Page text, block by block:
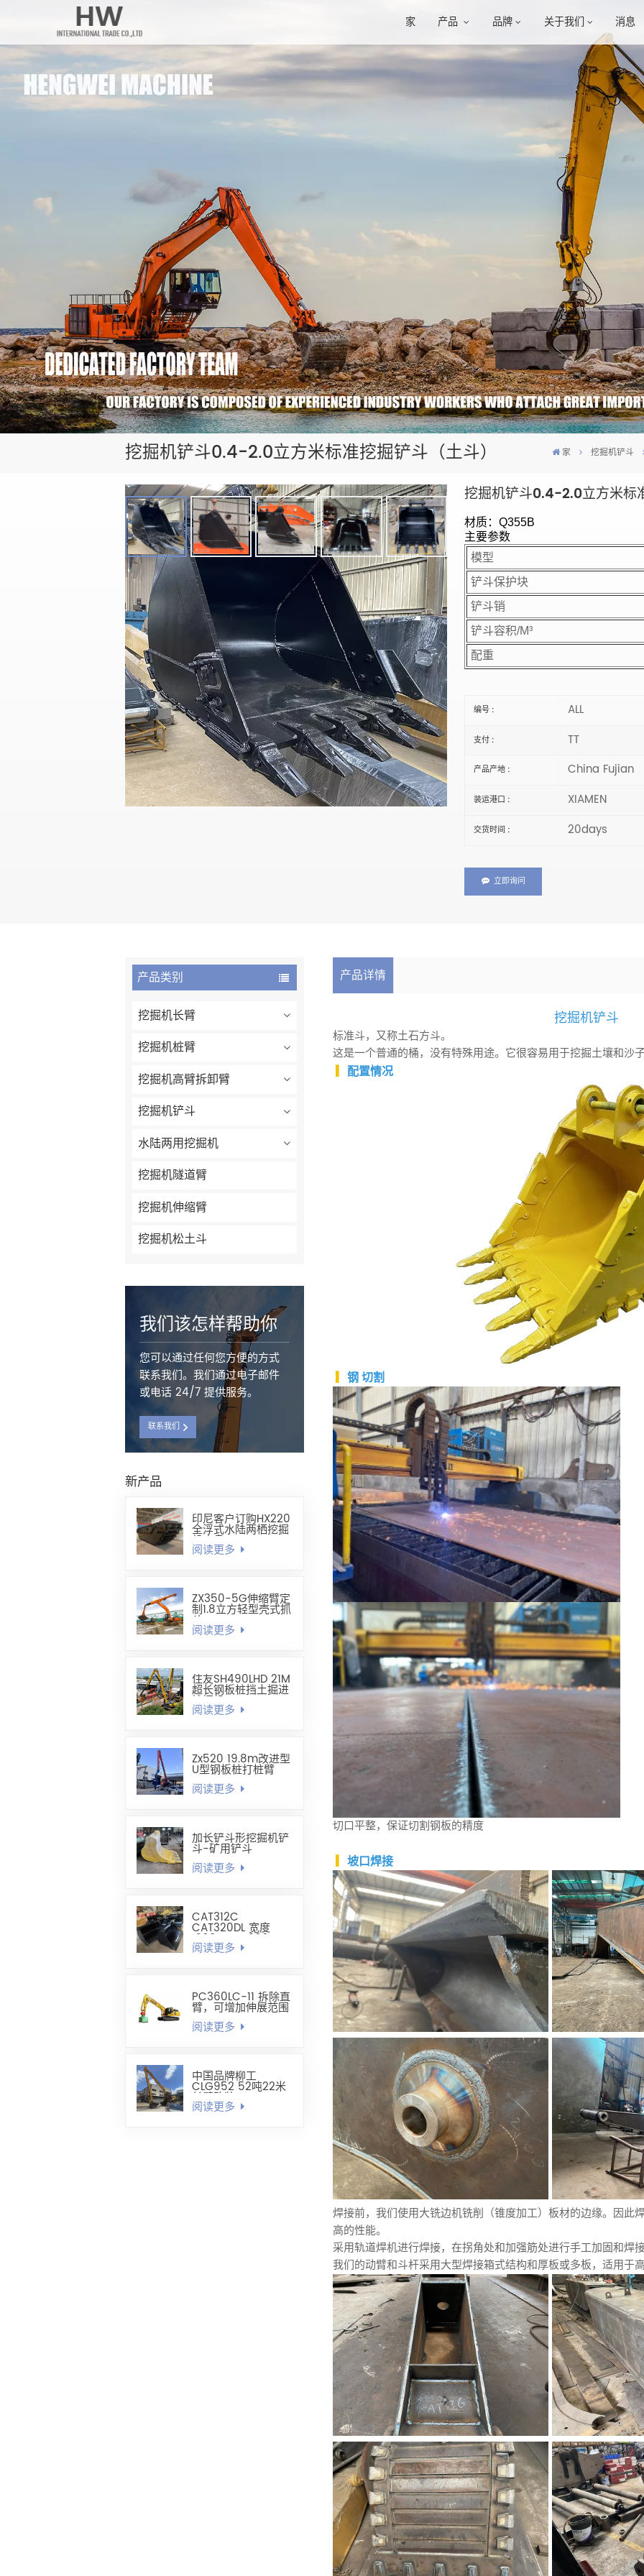
家 产品 品牌 关于我们 消息
挖掘机铲斗0.4-2.0立方米标准挖掘铲斗（土斗） 家 挖掘机铲斗
挖掘机铲斗0.4-2.0立方米标
材质：Q355B
主要参数
模型
铲斗保护块
铲斗销
铲斗容积/M³
配重
编号 : ALL
支付 : TT
产品产地 : China Fujian
装运港口 : XIAMEN
交货时间 : 20days
立即询问
产品类别
挖掘机长臂
挖掘机桩臂
挖掘机高臂拆卸臂
挖掘机铲斗
水陆两用挖掘机
挖掘机隧道臂
挖掘机伸缩臂
挖掘机松土斗
我们该怎样帮助你
您可以通过任何您方便的方式
联系我们。我们通过电子邮件
或电话 24/7 提供服务。
联系我们
新产品
印尼客户订购HX220
全浮式水陆两栖挖掘
机底盘
阅读更多
ZX350-5G伸缩臂定
制1.8立方轻型壳式抓
斗
阅读更多
住友SH490LHD 21M
超长钢板桩挡土掘进
挖掘机
阅读更多
Zx520 19.8m改进型
U型钢板桩打桩臂
阅读更多
加长铲斗形挖掘机铲
斗-矿用铲斗
阅读更多
CAT312C
CAT320DL 宽度
1200mm-1300mm
调平铲斗
阅读更多
PC360LC-11 拆除直
臂，可增加伸展范围
阅读更多
中国品牌柳工
CLG952 52吨22米
长臂改装
阅读更多
产品详情
挖掘机铲斗
标准斗，又称土石方斗。
这是一个普通的桶，没有特殊用途。它很容易用于挖掘土壤和沙
配置情况
钢 切割
切口平整，保证切割钢板的精度
坡口焊接
焊接前，我们使用大铣边机铣削（锥度加工）板材的边缘。因此
高的性能。
采用轨道焊机进行焊接，在拐角处和加强筋处进行手工加固和焊
我们的动臂和斗杆采用大型焊接箱式结构和厚板或多板，适用于